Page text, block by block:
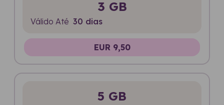
3 GB
Válido Até 30 dias
EUR 9,50
5 GB